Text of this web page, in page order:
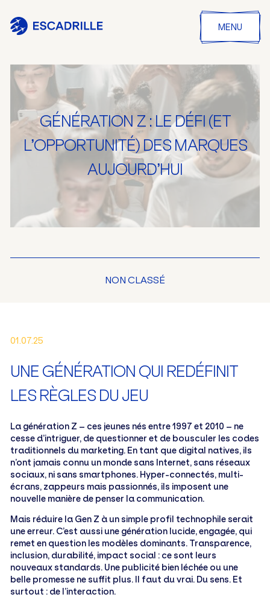
MENU
GÉNÉRATION Z : LE DÉFI (ET
L’OPPORTUNITÉ) DES MARQUES
AUJOURD’HUI
NON CLASSÉ
01.07.25
UNE GÉNÉRATION QUI REDÉFINIT
LES RÈGLES DU JEU
La génération Z – ces jeunes nés entre 1997 et 2010 – ne
cesse d’intriguer, de questionner et de bousculer les codes
traditionnels du marketing. En tant que digital natives, ils
n’ont jamais connu un monde sans Internet, sans réseaux
sociaux, ni sans smartphones. Hyper-connectés, multi-
écrans, zappeurs mais passionnés, ils imposent une
nouvelle manière de penser la communication.
Mais réduire la Gen Z à un simple profil technophile serait
une erreur. C’est aussi une génération lucide, engagée, qui
remet en question les modèles dominants. Transparence,
inclusion, durabilité, impact social : ce sont leurs
nouveaux standards. Une publicité bien léchée ou une
belle promesse ne suffit plus. Il faut du vrai. Du sens. Et
surtout : de l’interaction.